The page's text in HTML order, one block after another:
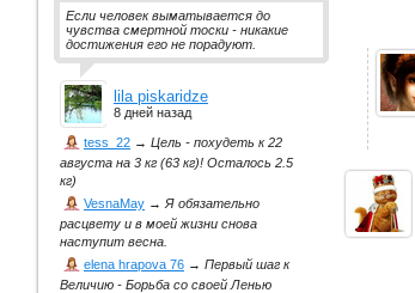
Если человек выматывается до
чувства смертной тоски - никакие
достижения его не порадуют.
lila piskaridze
8 дней назад
tess_22 → Цель - похудеть к 22
августа на 3 кг (63 кг)! Осталось 2.5
кг)
VesnaMay →Я обязательно
расцвету и в моей жизни снова
наступит весна.
elena hrapova 76 → Первый шаг к
Величию - Борьба со своей Ленью